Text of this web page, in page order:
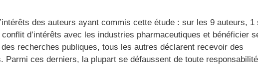
des auteurs ayant commis cette étude : sur les 9 auteurs, 1
d’intérêts avec les industries pharmaceutiques et bénéficier
des recherches publiques, tous les autres déclarent recevoir des
Parmi ces derniers, la plupart se défaussent de toute